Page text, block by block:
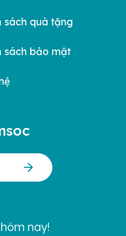
sách quà tặng
sách bảo mật
nay!